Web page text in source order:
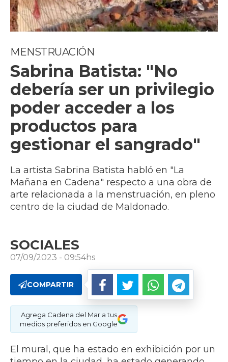
MENSTRUACIÓN
Sabrina Batista: "No
debería ser un privilegio
poder acceder a los
productos para
gestionar el sangrado"
La artista Sabrina Batista habló en "La
Mañana en Cadena" respecto a una obra de
arte relacionada a la menstruación, en pleno
centro de la ciudad de Maldonado.
SOCIALES
07/09/2023 - 09:54hs
COMPARTIR
Agrega Cadena del Mar a tus
medios preferidos en Google
El mural, que ha estado en exhibición por un